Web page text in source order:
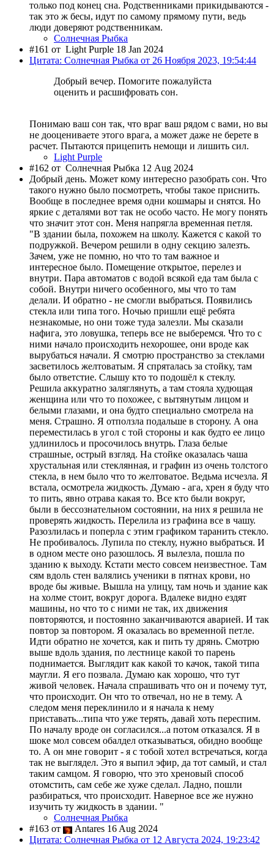
только под конец сна. Родственниками прикидываются -
так это ж бесы, идут по самому прямому пути, ведь
люди доверяют родственникам.
Солнечная Рыбка
#161 от Light Purple 18 Jan 2024
Цитата: Солнечная Рыбка от 26 Ноября 2023, 19:54:44
Добрый вечер. Помогите пожалуйста
оценить и расшифровать сон.
Понимаю ваш сон так, что враг ваш рядом с вами, но вы
не дооцениваете этого врага, а может даже не берете в
расчет. Пытаются прицепить немощи и лишить сил.
Light Purple
#162 от Солнечная Рыбка 12 Aug 2024
Добрый день. Может кому интересно разобрать сон. Что
такого нужно было посмотреть, чтобы такое приснить.
Вообще в последнее время одни кошмары и снятся. Но
яркие с деталями вот так не особо часто. Не могу понять
что значит этот сон. Меня напрягла временная петля.
"В здании была, похожем на школу. Кажется с какой то
подружкой. Вечером решили в одну секцию залезть.
Зачем, уже не помню, но что то там важное и
интересное было. Помещение открытое, перелез и
внутри. Пара автоматов с водой всякой еда там была с
собой. Внутри ничего особенного, мы что то там
делали. И обратно - не смогли выбраться. Появились
стекла или типа того. Ночью пришли ещё ребята
незнакомые, но они тоже туда залезли. Мы сказали
нафига, это ловушка, теперь все не выберемся. Что то с
ними начало происходить нехорошее, они вроде как
вырубаться начали. Я смотрю пространство за стеклами
засветилось желтоватым. Я спряталась за стойку, там
было ответстие. Слышу кто то подошёл к стеклу.
Решила аккуратно заляглянуть, а там стояла худющая
женщина или что то похожее, с вытянутым лицом и
белыми глазами, и она будто специально смотрела на
меня. Страшно. Я отползла подальше в сторону. А она
переместилась в угол с той стороны и как будто ее лицо
удлинилось и просочилось внутрь. Глаза белые
страшные, острый взгляд. На стойке оказалась чаша
хрустальная или стеклянная, и графин из очень толстого
стекла, в нем было что то желтоватое. Ведьма исчезла. Я
встала, осмотрела жидкость. Думаю - ага, хрен я буду что
то пить, явно отрава какая то. Все кто были вокруг,
были в бессознательном состоянии, на них я решила не
проверять жидкость. Перелила из графина все в чашу.
Разозлилась и поперла с этим графиком таранить стекло.
Не пробивалось. Лупила по стеклу, нужно выбраться. И
в одном месте оно разошлось. Я вылезла, пошла по
зданию к выходу. Кстати место совсем неизвестное. Там
сям вдоль стен валялись ученики в пятнах крови, но
вроде бы живые. Вышла на улицу, там ночь и здание как
на холме стоит, вокруг дорога. Вдалеке видно ездят
машины, но что то с ними не так, их движения
повторяются, и постоянно заканчиваются аварией. И так
повтор за повтором. Я оказалась во временной петле.
Идти обратно не хочется, как и пить ту дрянь. Смотрю
выше вдоль здания, по лестнице какой то парень
поднимается. Выглядит как какой то качок, такой типа
маугли. Я его позвала. Думаю как хорошо, что тут
живой человек. Начала спрашивать что он и почему тут,
что происходит. Он что то отвечал, но не в тему. А
следом меня переклинило и я начала к нему
приставать...типа что уже терять, давай хоть переспим.
По началу вроде он согласился...а потом отказался. Я в
шоке мол совсем обалдел отказываться, обидно вообще
то. А он мне говорит - я с тобой хотел встречаться, когда
так не выглядел. Это я выпил эфир, да тот самый, и стал
таким самцом. Я говорю, что это хреновый способ
отомстить, сам себе же хуже сделал. Ладно, пошли
разбираться, что происходит. Наверное все же нужно
изучить ту жидкость в здании. "
Солнечная Рыбка
#163 от
Antares 16 Aug 2024
Цитата: Солнечная Рыбка от 12 Августа 2024, 19:23:42